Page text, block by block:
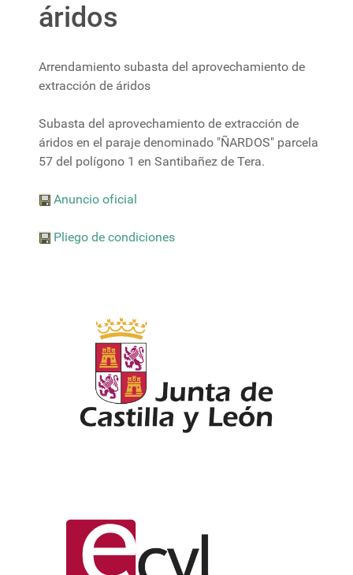
áridos
Arrendamiento subasta del aprovechamiento de
extracción de áridos
Subasta del aprovechamiento de extracción de
áridos en el paraje denominado "ÑARDOS" parcela
57 del polígono 1 en Santibañez de Tera.
Anuncio oficial
Pliego de condiciones